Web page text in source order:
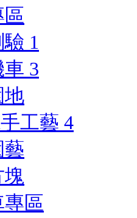
驗 1
車 3
地
工藝 4
藝
塊
區